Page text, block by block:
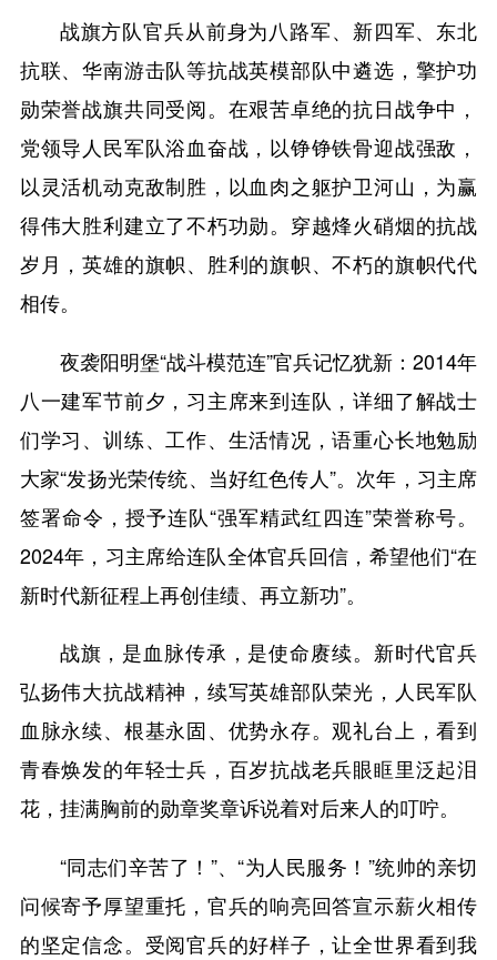
战旗方队官兵从前身为八路军、新四军、东北
抗联、华南游击队等抗战英模部队中遴选，擎护功
勋荣誉战旗共同受阅。在艰苦卓绝的抗日战争中，
党领导人民军队浴血奋战，以铮铮铁骨迎战强敌，
以灵活机动克敌制胜，以血肉之躯护卫河山，为赢
得伟大胜利建立了不朽功勋。穿越烽火硝烟的抗战
岁月，英雄的旗帜、胜利的旗帜、不朽的旗帜代代
相传。
夜袭阳明堡“战斗模范连”官兵记忆犹新：2014年
八一建军节前夕，习主席来到连队，详细了解战士
们学习、训练、工作、生活情况，语重心长地勉励
大家“发扬光荣传统、当好红色传人”。次年，习主席
签署命令，授予连队“强军精武红四连”荣誉称号。
2024年，习主席给连队全体官兵回信，希望他们“在
新时代新征程上再创佳绩、再立新功”。
战旗，是血脉传承，是使命赓续。新时代官兵
弘扬伟大抗战精神，续写英雄部队荣光，人民军队
血脉永续、根基永固、优势永存。观礼台上，看到
青春焕发的年轻士兵，百岁抗战老兵眼眶里泛起泪
花，挂满胸前的勋章奖章诉说着对后来人的叮咛。
“同志们辛苦了！”、“为人民服务！”统帅的亲切
问候寄予厚望重托，官兵的响亮回答宣示薪火相传
的坚定信念。受阅官兵的好样子，让全世界看到我